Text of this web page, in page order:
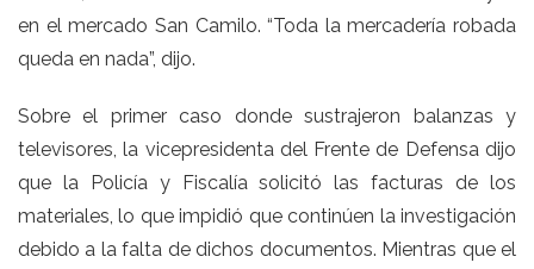
en el mercado San Camilo. “Toda la mercadería robada
queda en nada”, dijo.
Sobre el primer caso donde sustrajeron balanzas y
televisores, la vicepresidenta del Frente de Defensa dijo
que la Policía y Fiscalía solicitó las facturas de los
materiales, lo que impidió que continúen la investigación
debido a la falta de dichos documentos. Mientras que el